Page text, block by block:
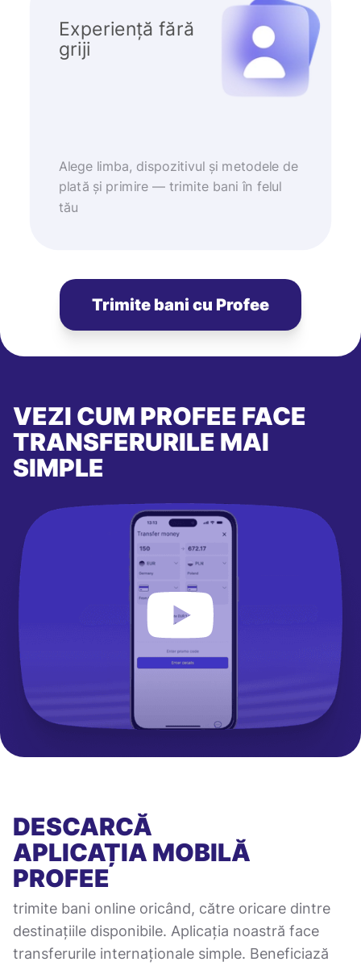
Experiență fără
griji
Alege limba, dispozitivul și metodele de
plată și primire — trimite bani în felul
tău
Trimite bani cu Profee
VEZI CUM PROFEE FACE
TRANSFERURILE MAI
SIMPLE
DESCARCĂ
APLICAȚIA MOBILĂ
PROFEE
trimite bani online oricând, către oricare dintre
destinațiile disponibile. Aplicația noastră face
transferurile internaționale simple. Beneficiază